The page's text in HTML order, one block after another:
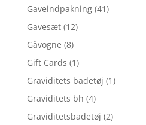
Gaveindpakning (41)
Gavesæt (12)
Gåvogne (8)
Gift Cards (1)
Graviditets badetøj (1)
Graviditets bh (4)
Graviditetsbadetøj (2)